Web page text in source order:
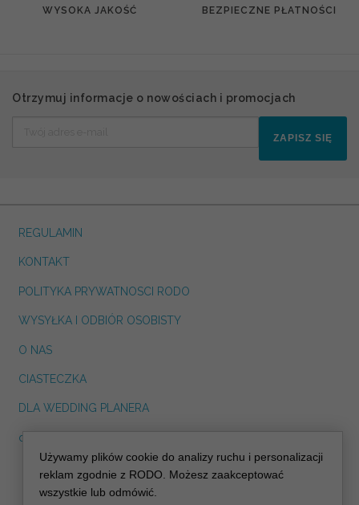
WYSOKA JAKOŚĆ BEZPIECZNE PŁATNOŚCI
Otrzymuj informacje o nowościach i promocjach
ZAPISZ SIĘ
REGULAMIN
KONTAKT
POLITYKA PRYWATNOSCI RODO
WYSYŁKA I ODBIÓR OSOBISTY
O NAS
CIASTECZKA
DLA WEDDING PLANERA
dreskot.com
info@decoris.pl
Używamy plików cookie do analizy ruchu i personalizacji
reklam zgodnie z RODO. Możesz zaakceptować
wszystkie lub odmówić.